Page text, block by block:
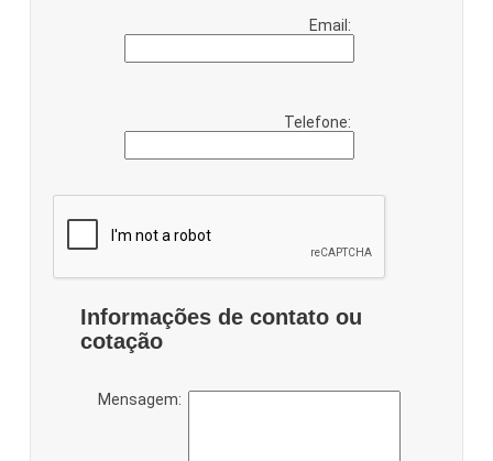
Email:
Telefone:
Informações de contato ou
cotação
Mensagem: